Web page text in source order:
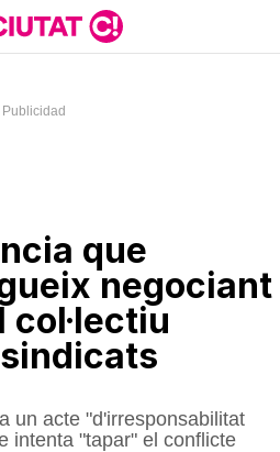
que
negociant
un acte "d'irresponsabilitat
intenta "tapar" el conflicte